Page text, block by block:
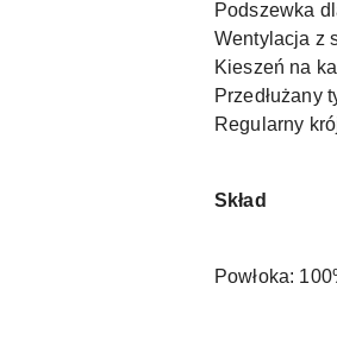
Podszewka
Wentylacja z
Kieszeń na
Przedłużany
Regularny
Skład
Powłoka: